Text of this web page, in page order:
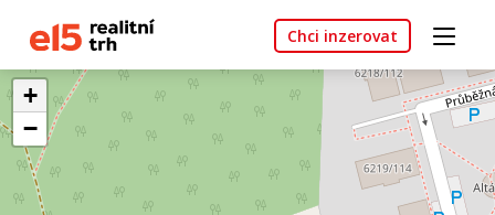
Chci inzerovat
+
−